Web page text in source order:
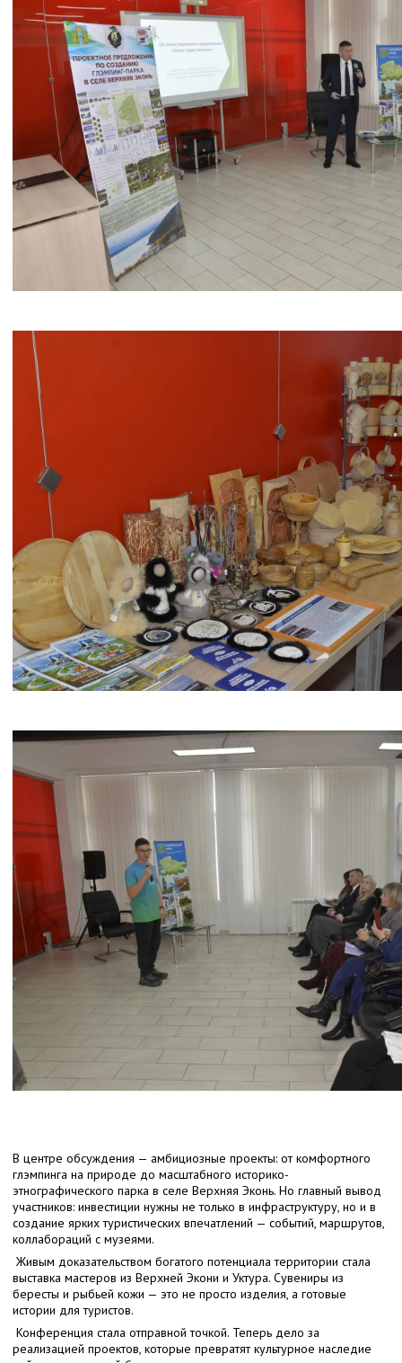
В центре обсуждения — амбициозные проекты: от комфортного
глэмпинга на природе до масштабного историко-
этнографического парка в селе Верхняя Эконь. Но главный вывод
участников: инвестиции нужны не только в инфраструктуру, но и в
создание ярких туристических впечатлений — событий, маршрутов,
коллабораций с музеями.
Живым доказательством богатого потенциала территории стала
выставка мастеров из Верхней Экони и Уктура. Сувениры из
бересты и рыбьей кожи — это не просто изделия, а готовые
истории для туристов.
Конференция стала отправной точкой. Теперь дело за
реализацией проектов, которые превратят культурное наследие